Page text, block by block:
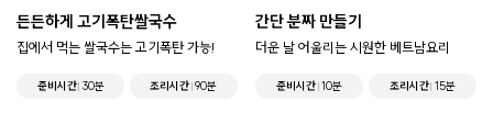
든든하게 고기폭탄쌀국수
집에서 먹는 쌀국수는 고기폭탄 가능!
준비시간 30분 조리시간 90분
간단 분짜 만들기
더운 날 어울리는 시원한 베트남요리
준비시간 10분 조리시간 15분